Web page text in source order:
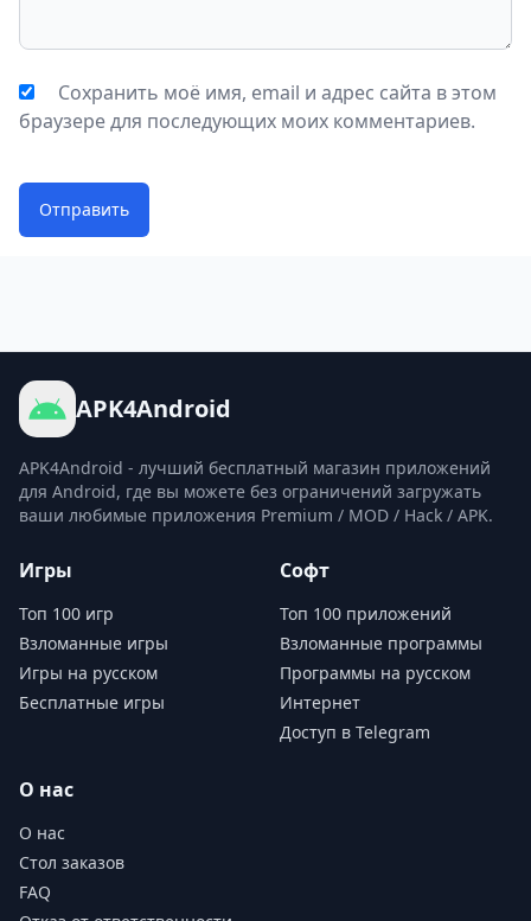
Сохранить моё имя, email и адрес сайта в этом
браузере для последующих моих комментариев.
Отправить
APK4Android
APK4Android - лучший бесплатный магазин приложений
для Android, где вы можете без ограничений загружать
ваши любимые приложения Premium / MOD / Hack / APK.
Игры
Топ 100 игр
Взломанные игры
Игры на русском
Бесплатные игры
Софт
Топ 100 приложений
Взломанные программы
Программы на русском
Интернет
Доступ в Telegram
О нас
О нас
Стол заказов
FAQ